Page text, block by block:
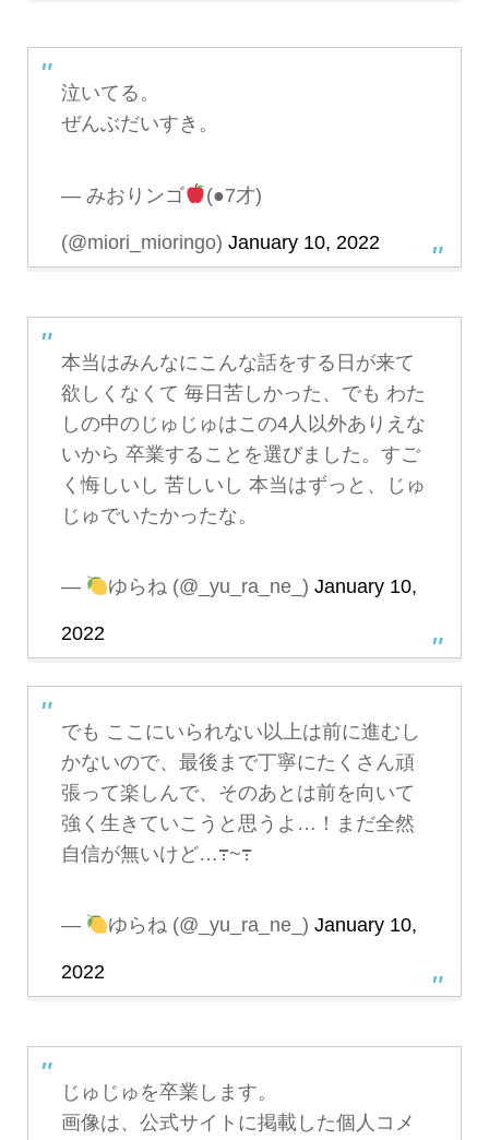
泣いてる。
ぜんぶだいすき。
— みおりンゴ (●7才)
(@miori_mioringo) January 10, 2022
本当はみんなにこんな話をする日が来て
欲しくなくて 毎日苦しかった、でも わた
しの中のじゅじゅはこの4人以外ありえな
いから 卒業することを選びました。すご
く悔しいし 苦しいし 本当はずっと、じゅ
じゅでいたかったな。
— ゆらね (@_yu_ra_ne_)January 10,
2022
でも ここにいられない以上は前に進むし
かないので、最後まで丁寧にたくさん頑
張って楽しんで、そのあとは前を向いて
強く生きていこうと思うよ…！まだ全然
自信が無いけど…߹~߹
— ゆらね (@_yu_ra_ne_)January 10,
2022
じゅじゅを卒業します。
画像は、公式サイトに掲載した個人コメ